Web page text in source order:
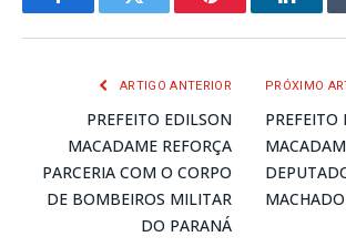
FacebookTwitter Pinterest
ARTIGO ANTERIOR
PREFEITO EDILSON
MACADAME REFORÇA
PARCERIA COM O CORPO
DE BOMBEIROS MILITAR
DO PARANÁ
PRÓXIMO
PREFEITO
MACHADO